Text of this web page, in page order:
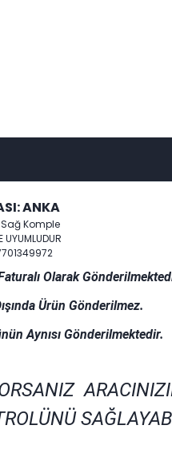
ANKA
Sağ Komple
UYUMLUDUR
Olarak
Ürün Gönderilmez.
Aynısı Gönderilmektedir.